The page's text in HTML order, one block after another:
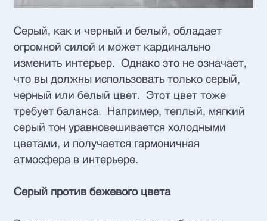
Серый, как и черный и белый, обладает
огромной силой и может кардинально
изменить интерьер. Однако это не означает,
что вы должны использовать только серый,
черный или белый цвет. Этот цвет тоже
требует баланса. Например, теплый, мягкий
серый тон уравновешивается холодными
цветами, и получается гармоничная
атмосфера в интерьере.
Серый против бежевого цвета